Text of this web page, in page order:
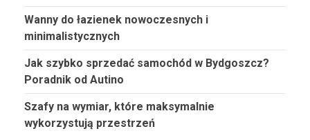
Wanny do łazienek nowoczesnych i
minimalistycznych
Jak szybko sprzedać samochód w Bydgoszcz?
Poradnik od Autino
Szafy na wymiar, które maksymalnie
wykorzystują przestrzeń